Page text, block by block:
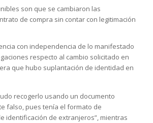
son que se cambiaron las
de compra sin contar con legitimación
con independencia de lo manifestado
respecto al cambio solicitado en
que hubo suplantación de identidad en
recogerlo usando un documento
falso, pues tenía el formato de
identificación de extranjeros”, mientras